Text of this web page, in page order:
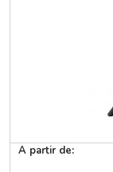
A partir de: